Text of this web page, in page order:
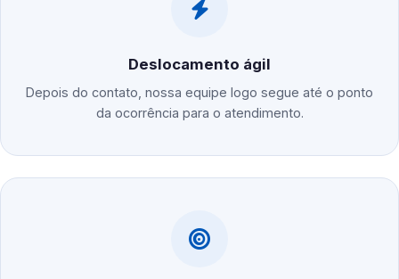
Deslocamento ágil
Depois do contato, nossa equipe logo segue até o ponto
da ocorrência para o atendimento.